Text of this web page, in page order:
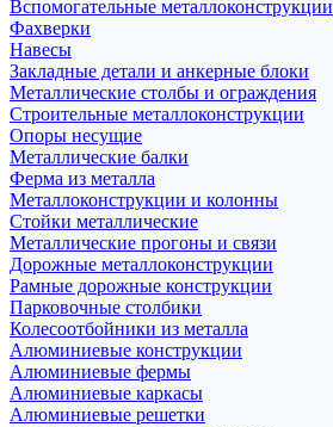
Вспомогательные металлоконструкции
Фахверки
Навесы
Закладные детали и анкерные блоки
Металлические столбы и ограждения
Строительные металлоконструкции
Опоры несущие
Металлические балки
Ферма из металла
Металлоконструкции и колонны
Стойки металлические
Металлические прогоны и связи
Дорожные металлоконструкции
Рамные дорожные конструкции
Парковочные столбики
Колесоотбойники из металла
Алюминиевые конструкции
Алюминиевые фермы
Алюминиевые каркасы
Алюминиевые решетки